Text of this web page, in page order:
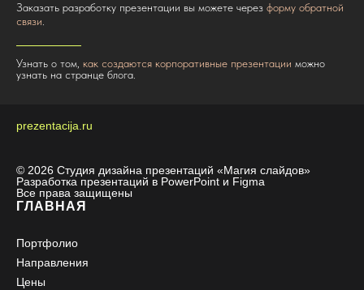
Заказать разработку презентации вы можете через форму обратной
связи.
Узнать о том, как создаются корпоративные презентации можно
узнать на странце блога.
prezentacija.ru
© 2026 Студия дизайна презентаций «Магия слайдов»
Разработка презентаций в PowerPoint и Figma
Все права защищены
ГЛАВНАЯ
Портфолио
Направления
Цены